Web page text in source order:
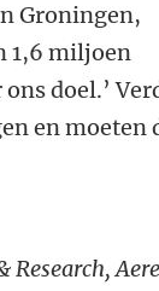
Groningen,
1,6 miljoen
doel.’
en moeten